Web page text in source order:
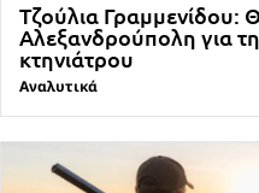
Τζούλια Γραμμενίδου:
Αλεξανδρούπολη για
κτηνιάτρου
Αναλυτικά